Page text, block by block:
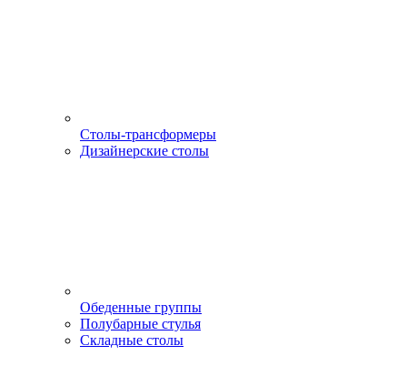
Столы-трансформеры
Дизайнерские столы
Обеденные группы
Полубарные стулья
Складные столы